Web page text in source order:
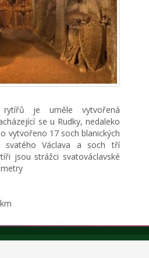
rytířů je uměle vytvořená
se u Rudky, nedaleko
vytvořeno 17 soch blanických
svatého Václava a soch tří
jsou strážci svatováclavské